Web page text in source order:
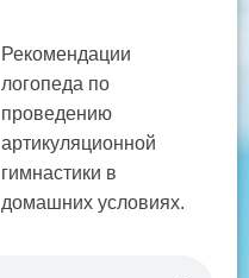
Рекомендации
логопеда по
проведению
артикуляционной
гимнастики в
домашних условиях.